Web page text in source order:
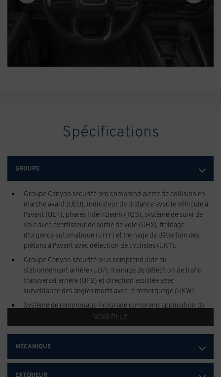
Spécifications
GROUPE
Groupe Canyon sécurité pro comprend alerte de collision en
marche avant (UEU), indicateur de distance avec le véhicule à
l'avant (UE4), phares IntelliBeam (TQ5), système de suivi de
voie avec avertisseur de sortie de voie (UHX), freinage
d'urgence automatique (UHY) et freinage de détection des
piétons à l'avant avec détection de cyclistes (UKT).
Groupe Canyon sécurité plus comprend aide au
stationnement arrière (UD7), freinage de détection de trafic
transversal arrière (UFB) et direction assistée avec
surveillance des angles morts avec le remorquage (UKW)
Système de remorquage ProGrade comprend application de
remorquage embarquée (U1D) et groupe de remorquage
(Z82)
connecteur à 7 voies (Comprend contrôleur de freins de
remorque (JL1). Inclus avec système de remorquage ProGrade
(ZL6).)
VOIR PLUS
MÉCANIQUE
EXTÉRIEUR